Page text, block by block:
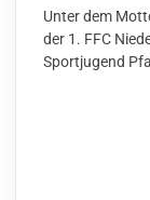
Unter dem
der 1. FFC
Sportjugend